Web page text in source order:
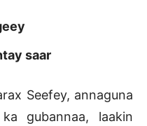
saar
Seefey, annaguna
gubannaa, laakin